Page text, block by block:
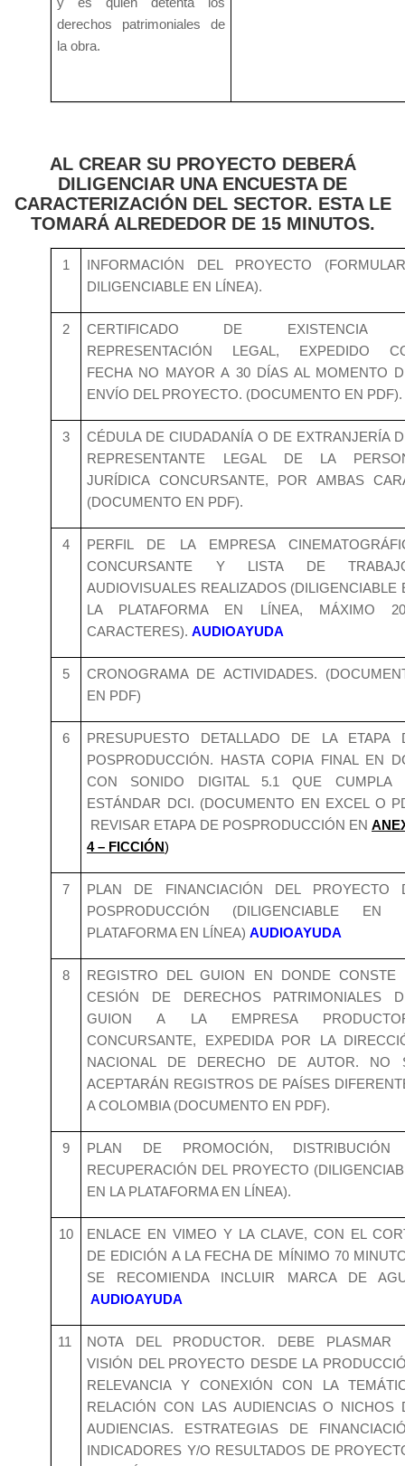
derechos patrimoniales de
la obra.
AL CREAR SU PROYECTO DEBERÁ
DILIGENCIAR UNA ENCUESTA DE
CARACTERIZACIÓN DEL SECTOR. ESTA LE
TOMARÁ ALREDEDOR DE 15 MINUTOS.
1
INFORMACIÓN DEL PROYECTO
DILIGENCIABLE EN LÍNEA).
2
CERTIFICADO DE EXISTENCIA
REPRESENTACIÓN LEGAL, EXPEDIDO
FECHA NO MAYOR A 30 DÍAS AL MOMENTO
ENVÍO DEL PROYECTO. (DOCUMENTO EN PDF).
3
CÉDULA DE CIUDADANÍA O DE EXTRANJERÍA
REPRESENTANTE LEGAL DE LA
JURÍDICA CONCURSANTE, POR AMBAS
(DOCUMENTO EN PDF).
4
PERFIL DE LA EMPRESA
CONCURSANTE Y LISTA DE
AUDIOVISUALES REALIZADOS (DILIGENCIABLE
LA PLATAFORMA EN LÍNEA, MÁXIMO
CARACTERES). AUDIOAYUDA
5
CRONOGRAMA DE ACTIVIDADES.
EN PDF)
6
PRESUPUESTO DETALLADO DE LA ETAPA
POSPRODUCCIÓN. HASTA COPIA FINAL EN
CON SONIDO DIGITAL 5.1 QUE CUMPLA
ESTÁNDAR DCI. (DOCUMENTO EN EXCEL O
REVISAR ETAPA DE POSPRODUCCIÓN EN
4 – FICCIÓN)
7
PLAN DE FINANCIACIÓN DEL PROYECTO
POSPRODUCCIÓN (DILIGENCIABLE EN
PLATAFORMA EN LÍNEA) AUDIOAYUDA
8
REGISTRO DEL GUION EN DONDE CONSTE
CESIÓN DE DERECHOS PATRIMONIALES
GUION A LA EMPRESA
CONCURSANTE, EXPEDIDA POR LA
NACIONAL DE DERECHO DE AUTOR. NO
ACEPTARÁN REGISTROS DE PAÍSES
A COLOMBIA (DOCUMENTO EN PDF).
9
PLAN DE PROMOCIÓN,
RECUPERACIÓN DEL PROYECTO
EN LA PLATAFORMA EN LÍNEA).
10
ENLACE EN VIMEO Y LA CLAVE, CON EL
DE EDICIÓN A LA FECHA DE MÍNIMO 70
SE RECOMIENDA INCLUIR MARCA DE
AUDIOAYUDA
11
NOTA DEL PRODUCTOR. DEBE PLASMAR
VISIÓN DEL PROYECTO DESDE LA
RELEVANCIA Y CONEXIÓN CON LA
RELACIÓN CON LAS AUDIENCIAS O NICHOS
AUDIENCIAS. ESTRATEGIAS DE
INDICADORES Y/O RESULTADOS DE